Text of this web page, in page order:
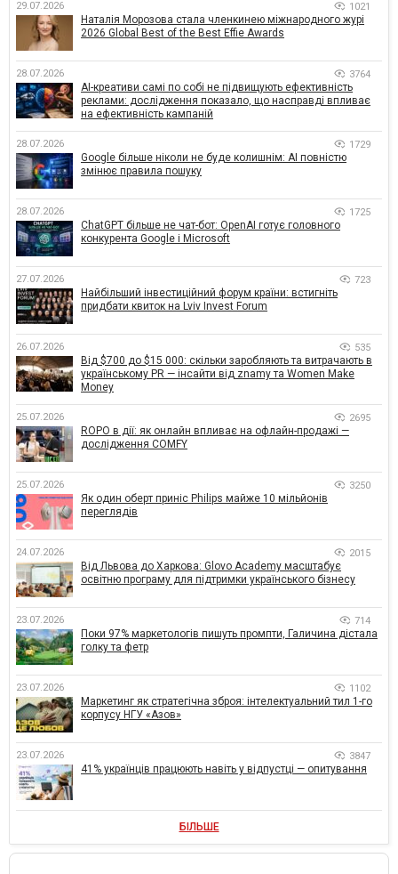
29.07.2026 1021
Наталія Морозова стала членкинею міжнародного журі
2026 Global Best of the Best Effie Awards
28.07.2026 3764
AI-креативи самі по собі не підвищують ефективність
реклами: дослідження показало, що насправді впливає
на ефективність кампаній
28.07.2026 1729
Google більше ніколи не буде колишнім: AI повністю
змінює правила пошуку
28.07.2026 1725
ChatGPT більше не чат-бот: OpenAI готує головного
конкурента Google і Microsoft
27.07.2026 723
Найбільший інвестиційний форум країни: встигніть
придбати квиток на Lviv Invest Forum
26.07.2026 535
Від $700 до $15 000: скільки заробляють та витрачають в
українському PR — інсайти від znamy та Women Make
Money
25.07.2026 2695
ROPO в дії: як онлайн впливає на офлайн-продажі —
дослідження COMFY
25.07.2026 3250
Як один оберт приніс Philips майже 10 мільйонів
переглядів
24.07.2026 2015
Від Львова до Харкова: Glovo Academy масштабує
освітню програму для підтримки українського бізнесу
23.07.2026 714
Поки 97% маркетологів пишуть промпти, Галичина дістала
голку та фетр
23.07.2026 1102
Маркетинг як стратегічна зброя: інтелектуальний тил 1-го
корпусу НГУ «Азов»
23.07.2026 3847
41% українців працюють навіть у відпустці — опитування
БІЛЬШЕ